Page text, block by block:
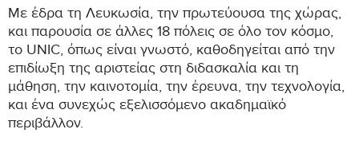
Με έδρα τη Λευκωσία, την πρωτεύουσα της χώρας,
και παρουσία σε άλλες 18 πόλεις σε όλο τον κόσμο,
το UNIC, όπως είναι γνωστό, καθοδηγείται από την
επιδίωξη της αριστείας στη διδασκαλία και τη
μάθηση, την καινοτομία, την έρευνα, την τεχνολογία,
και ένα συνεχώς εξελισσόμενο ακαδημαϊκό
περιβάλλον.